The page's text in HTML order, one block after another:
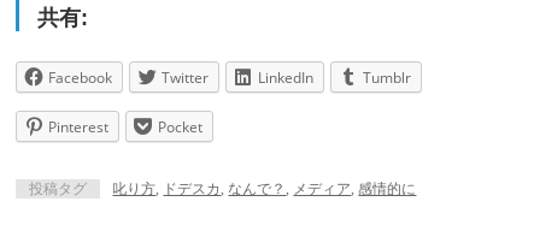
共有:
Facebook Twitter LinkedIn Tumblr
Pinterest Pocket
投稿タグ 叱り方, ドデスカ, なんで？, メディア,感情的に